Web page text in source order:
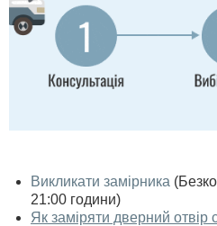
Викликати замірника
21:00 години)
Як заміряти дверний отвір